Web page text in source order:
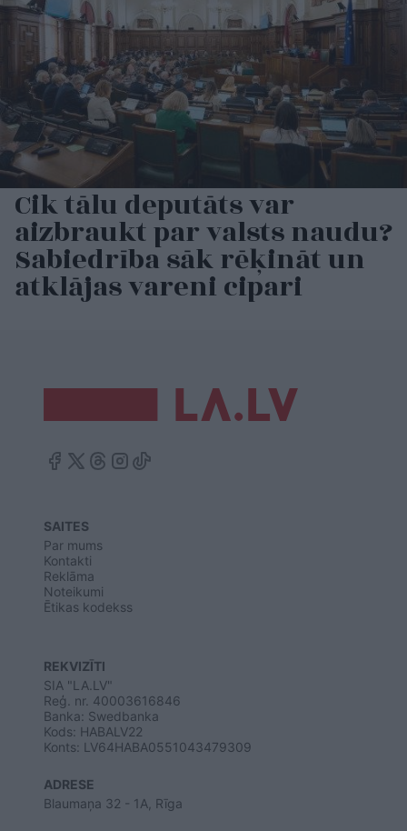
Cik tālu deputāts var
aizbraukt par valsts naudu?
Sabiedrība sāk rēķināt un
atklājas vareni cipari
SAITES
Par mums
Kontakti
Reklāma
Noteikumi
Ētikas kodekss
REKVIZĪTI
SIA "LA.LV"
Reģ. nr. 40003616846
Banka: Swedbanka
Kods: HABALV22
Konts: LV64HABA0551043479309
ADRESE
Blaumaņa 32 - 1A, Rīga